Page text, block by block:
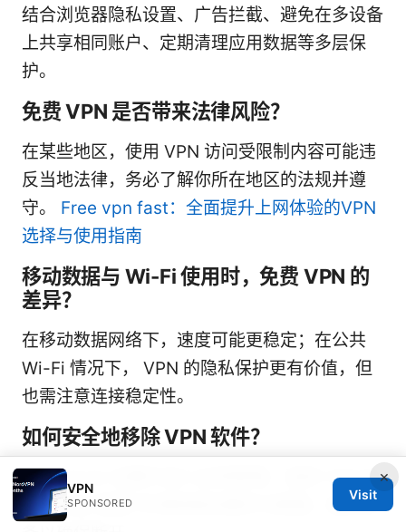
结合浏览器隐私设置、广告拦截、避免在多设备
上共享相同账户、定期清理应用数据等多层保
护。
免费 VPN 是否带来法律风险？
在某些地区，使用 VPN 访问受限制内容可能违
反当地法律，务必了解你所在地区的法规并遵
守。 Free vpn fast：全面提升上网体验的VPN
选择与使用指南
移动数据与 Wi-Fi 使用时，免费 VPN 的
差异？
在移动数据网络下，速度可能更稳定；在公共
Wi-Fi 情况下， VPN 的隐私保护更有价值，但
也需注意连接稳定性。
如何安全地移除 VPN 软件？
在 Android 设置中进入应用管理，选择 VPN 应
用，点击“卸载”并清除相关缓存与数据，重启设
×
VPN
SPONSORED
Visit